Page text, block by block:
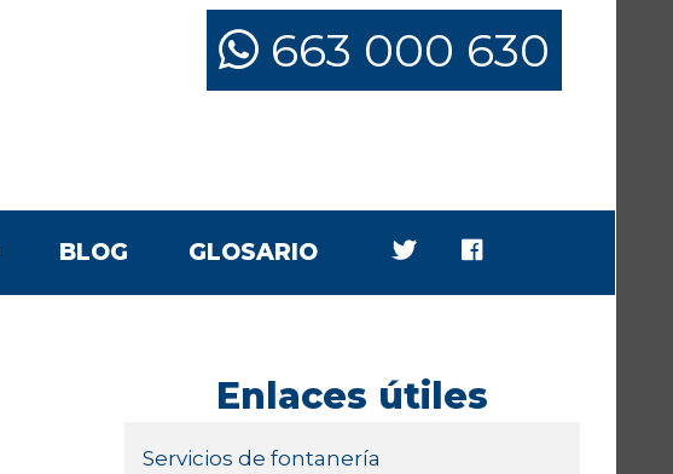
663 000 630
BLOG GLOSARIO
Enlaces útiles
Servicios de fontanería